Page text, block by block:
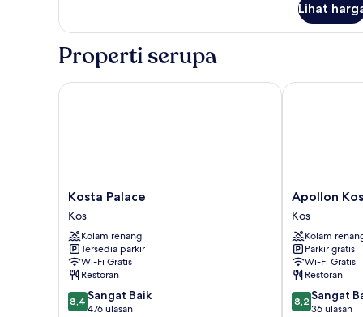
Kamar
Lihat
Properti serupa
Kosta
Palace
Kos
Kosta Palace
Kos
Kolam renang
Tersedia parkir
Wi-Fi Gratis
Restoran
8.4
dari
8,4 Sangat Baik
476 ulasan
Kosta Palace
Apollon
Kos
Kos
Apollon Kos
Kos
Kolam
Parkir gratis
Wi-Fi Gratis
Restoran
8.2
dari
8,2 Sangat
36 ulasan
Apollon Kos